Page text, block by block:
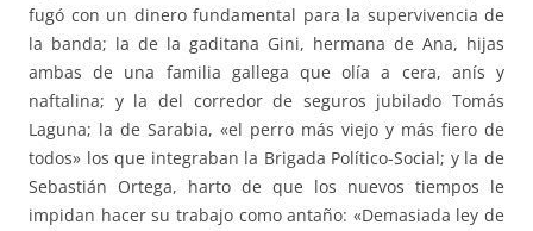
fugó con un dinero fundamental para la supervivencia de
la banda; la de la gaditana Gini, hermana de Ana, hijas
ambas de una familia gallega que olía a cera, anís y
naftalina; y la del corredor de seguros jubilado Tomás
Laguna; la de Sarabia, «el perro más viejo y más fiero de
todos» los que integraban la Brigada Político-Social; y la de
Sebastián Ortega, harto de que los nuevos tiempos le
impidan hacer su trabajo como antaño: «Demasiada ley de